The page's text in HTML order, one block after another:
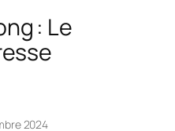
: Le
2024